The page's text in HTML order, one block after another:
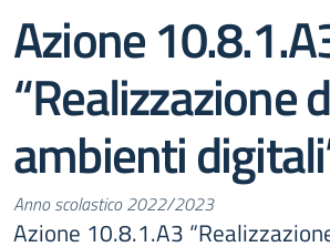
Azione
“Realizzazione
ambienti
Anno scolastico 2022/2023
Azione 10.8.1.A3